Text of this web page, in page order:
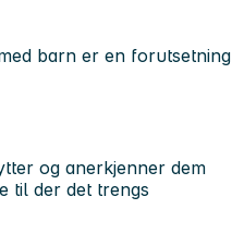
barn er en forutsetning
og anerkjenner dem
til der det trengs